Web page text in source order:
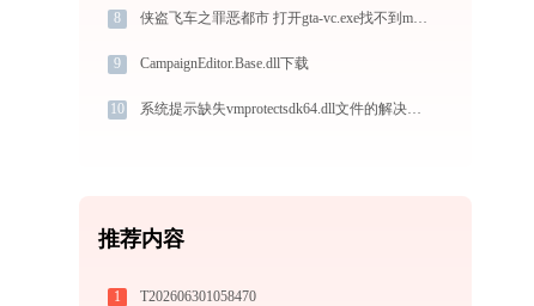
8 侠盗飞车之罪恶都市 打开gta-vc.exe找不到mss32.dll怎么办
9 CampaignEditor.Base.dll下载
10 系统提示缺失vmprotectsdk64.dll文件的解决方法
推荐内容
1 T202606301058470